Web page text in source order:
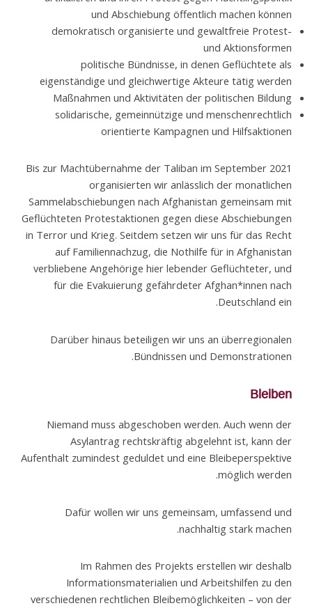
und Abschiebung öffentlich machen können
demokratisch organisierte und gewaltfreie Protest-
und Aktionsformen
politische Bündnisse, in denen Geflüchtete als
eigenständige und gleichwertige Akteure tätig werden
Maßnahmen und Aktivitäten der politischen Bildung
solidarische, gemeinnützige und menschenrechtlich
orientierte Kampagnen und Hilfsaktionen
Bis zur Machtübernahme der Taliban im September 2021
organisierten wir anlässlich der monatlichen
Sammelabschiebungen nach Afghanistan gemeinsam mit
Geflüchteten Protestaktionen gegen diese Abschiebungen
in Terror und Krieg. Seitdem setzen wir uns für das Recht
auf Familiennachzug, die Nothilfe für in Afghanistan
verbliebene Angehörige hier lebender Geflüchteter, und
für die Evakuierung gefährdeter Afghan*innen nach
Deutschland ein.
Darüber hinaus beteiligen wir uns an überregionalen
Bündnissen und Demonstrationen.
Bleiben
Niemand muss abgeschoben werden. Auch wenn der
Asylantrag rechtskräftig abgelehnt ist, kann der
Aufenthalt zumindest geduldet und eine Bleibeperspektive
möglich werden.
Dafür wollen wir uns gemeinsam, umfassend und
nachhaltig stark machen.
Im Rahmen des Projekts erstellen wir deshalb
Informationsmaterialien und Arbeitshilfen zu den
verschiedenen rechtlichen Bleibemöglichkeiten – von der